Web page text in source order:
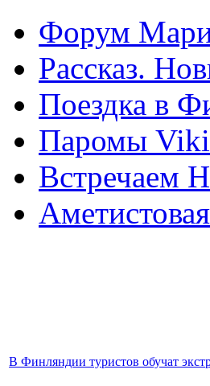
Форум
Рассказ.
Поездка в
Паромы
Встречаем
В Финляндии туристов обучат